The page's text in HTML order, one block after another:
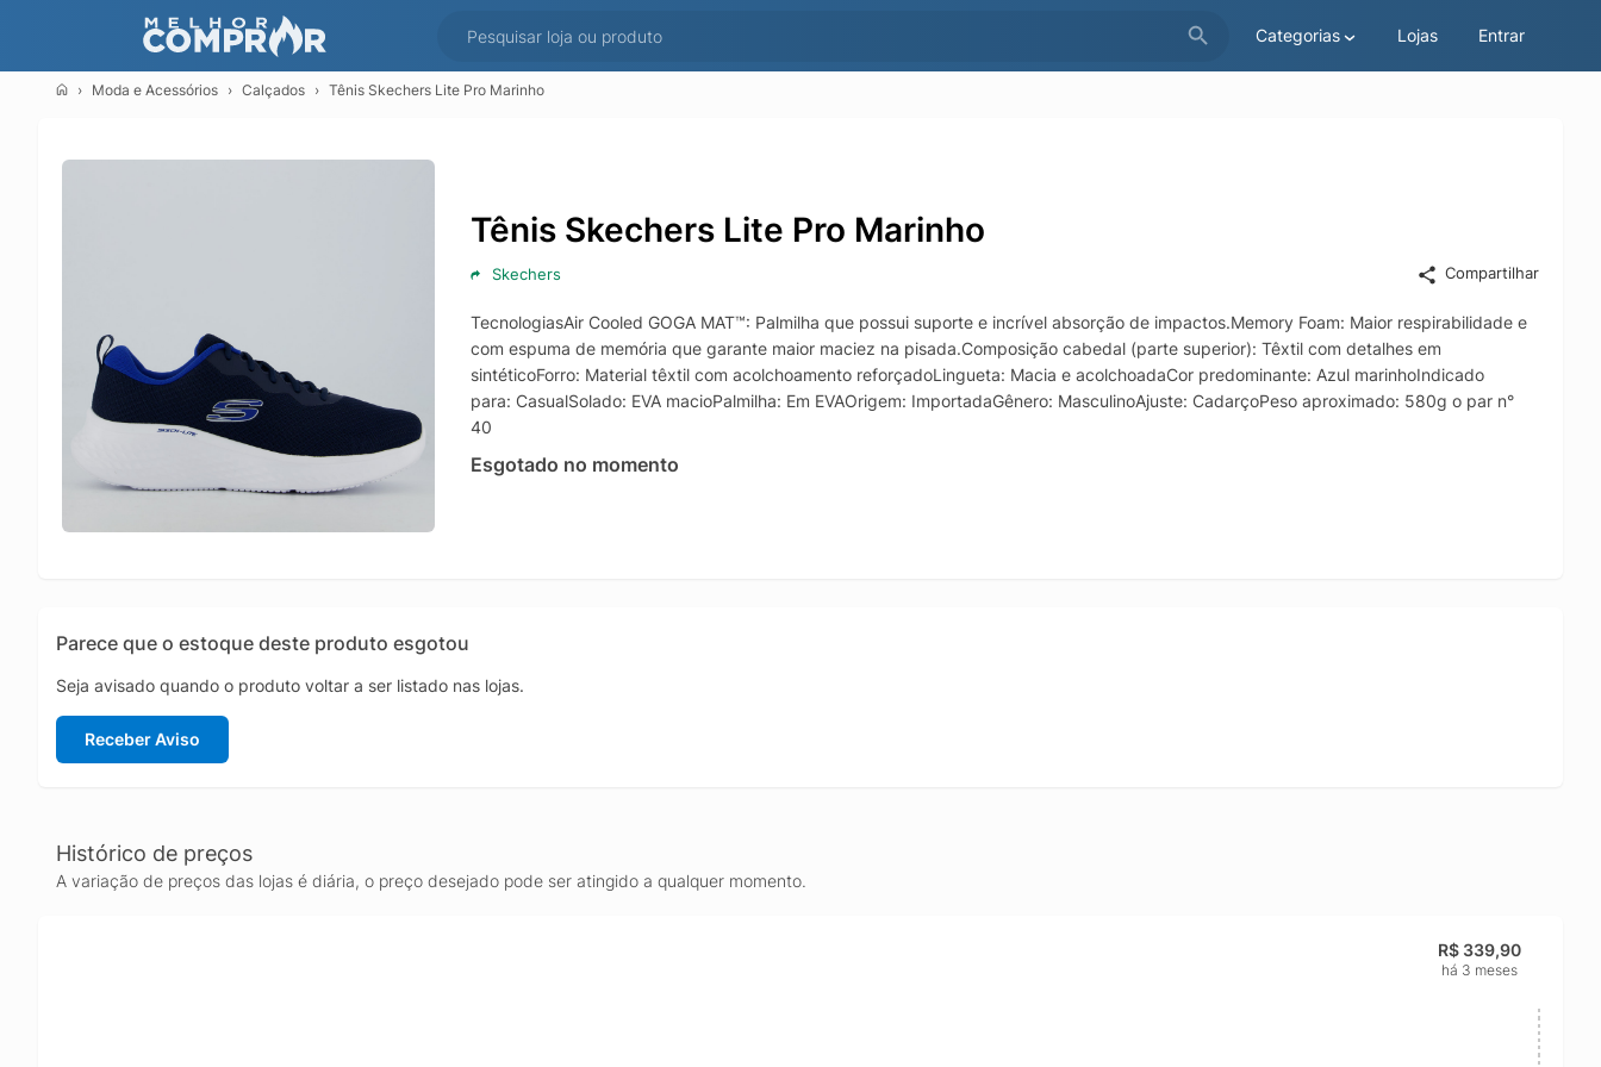
Categorias Lojas Entrar
Moda e Acessórios Calçados Tênis Skechers Lite Pro Marinho
Tênis Skechers Lite Pro Marinho
Skechers Compartilhar
TecnologiasAir Cooled GOGA MAT™: Palmilha que possui suporte e incrível absorção de impactos.Memory Foam: Maior respirabilidade e
com espuma de memória que garante maior maciez na pisada.Composição cabedal (parte superior): Têxtil com detalhes em
sintéticoForro: Material têxtil com acolchoamento reforçadoLingueta: Macia e acolchoadaCor predominante: Azul marinhoIndicado
para: CasualSolado: EVA macioPalmilha: Em EVAOrigem: ImportadaGênero: MasculinoAjuste: CadarçoPeso aproximado: 580g o par n°
40
Esgotado no momento
Parece que o estoque deste produto esgotou
Seja avisado quando o produto voltar a ser listado nas lojas.
Receber Aviso
Histórico de preços
A variação de preços das lojas é diária, o preço desejado pode ser atingido a qualquer momento.
R$ 339,90
há 3 meses